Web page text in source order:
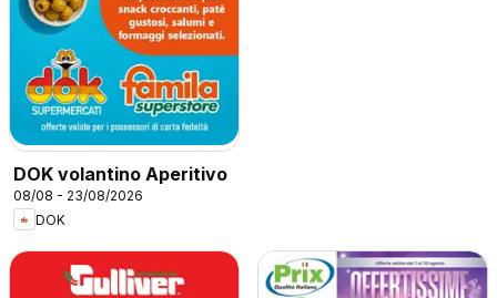
DOK volantino Aperitivo
08/08 - 23/08/2026
DOK